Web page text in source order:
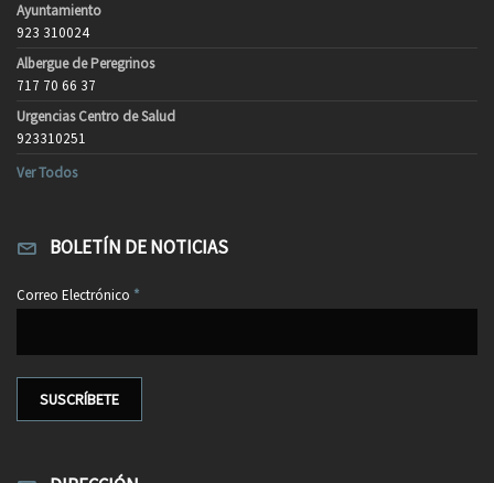
Ayuntamiento
923 310024
Albergue de Peregrinos
717 70 66 37
Urgencias Centro de Salud
923310251
Ver Todos
BOLETÍN DE NOTICIAS
Correo Electrónico *